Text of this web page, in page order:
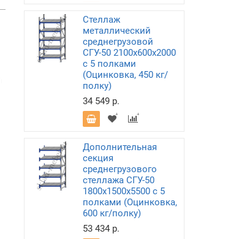
Стеллаж
металлический
среднегрузовой
СГУ-50 2100х600х2000
с 5 полками
(Оцинковка, 450 кг/
полку)
34 549 р.
Дополнительная
секция
среднегрузового
стеллажа СГУ-50
1800х1500х5500 с 5
полками (Оцинковка,
600 кг/полку)
53 434 р.